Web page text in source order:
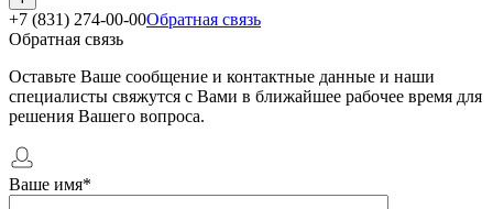
+7 (831) 274-00-00Обратная связь
Обратная связь
Оставьте Ваше сообщение и контактные данные и наши
специалисты свяжутся с Вами в ближайшее рабочее время для
решения Вашего вопроса.
Ваше имя*